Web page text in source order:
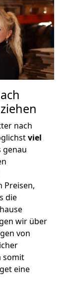
nach
viel
genau
Preisen,
die
wir über
von
somit
eine